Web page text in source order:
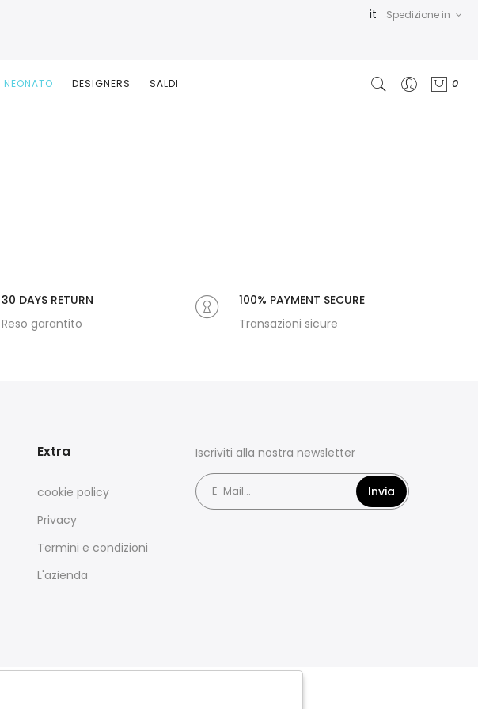
it Spedizione in
NEONATO DESIGNERS SALDI 0
30 DAYS RETURN
Reso garantito
100% PAYMENT SECURE
Transazioni sicure
Extra
cookie policy
Privacy
Termini e condizioni
L'azienda
Iscriviti alla nostra newsletter
Invia